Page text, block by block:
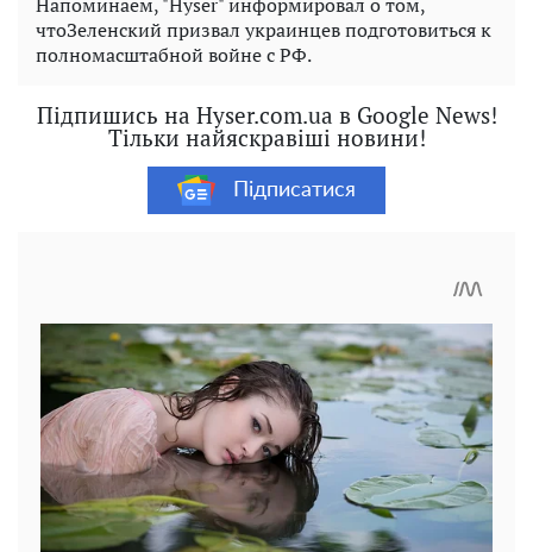
чтоЗеленский призвал украинцев подготовиться к
полномасштабной войне с РФ.
Підпишись на Hyser.com.ua в Google News!
Тільки найяскравіші новини!
Підписатися